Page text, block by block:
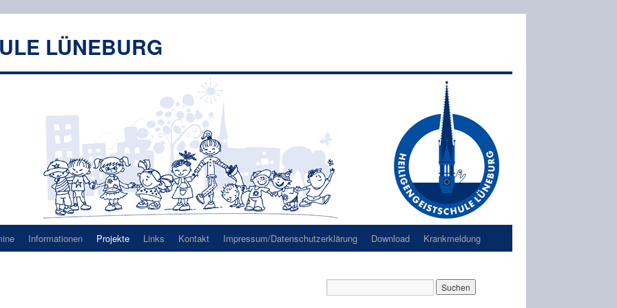
LÜNEBURG
Informationen Projekte Links Kontakt Impressum/Datenschutzerklärung Download Krankmeldung